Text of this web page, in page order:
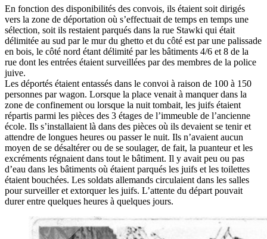
En fonction des disponibilités des convois, ils étaient soit dirigés
vers la zone de déportation où s’effectuait de temps en temps une
sélection, soit ils restaient parqués dans la rue Stawki qui était
délimitée au sud par le mur du ghetto et du côté est par une palissade
en bois, le côté nord étant délimité par les bâtiments 4/6 et 8 de la
rue dont les entrées étaient surveillées par des membres de la police
juive.
Les déportés étaient entassés dans le convoi à raison de 100 à 150
personnes par wagon. Lorsque la place venait à manquer dans la
zone de confinement ou lorsque la nuit tombait, les juifs étaient
répartis parmi les pièces des 3 étages de l’immeuble de l’ancienne
école. Ils s’installaient là dans des pièces où ils devaient se tenir et
attendre de longues heures ou passer le nuit. Ils n’avaient aucun
moyen de se désaltérer ou de se soulager, de fait, la puanteur et les
excréments régnaient dans tout le bâtiment. Il y avait peu ou pas
d’eau dans les bâtiments où étaient parqués les juifs et les toilettes
étaient bouchées. Les soldats allemands circulaient dans les salles
pour surveiller et extorquer les juifs. L’attente du départ pouvait
durer entre quelques heures à quelques jours.